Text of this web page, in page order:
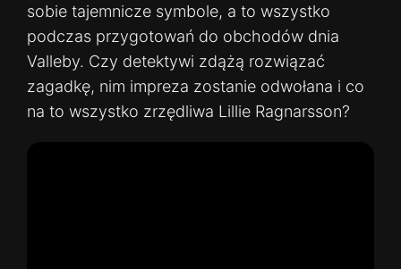
sobie tajemnicze symbole, a to wszystko
podczas przygotowań do obchodów dnia
Valleby. Czy detektywi zdążą rozwiązać
zagadkę, nim impreza zostanie odwołana i co
na to wszystko zrzędliwa Lillie Ragnarsson?